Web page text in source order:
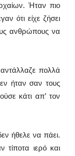
Ήταν πιο
ότι είχε ζήσει
ανθρώπους να
αντάλλαζε πολλά
ήταν σαν τους
κάτι απ’ τον
ήθελε να πάει.
τίποτα ιερό και